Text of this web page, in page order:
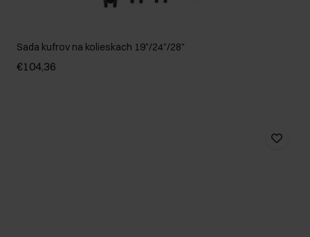
Sada kufrov na kolieskach 19"/24"/28"
€104,36